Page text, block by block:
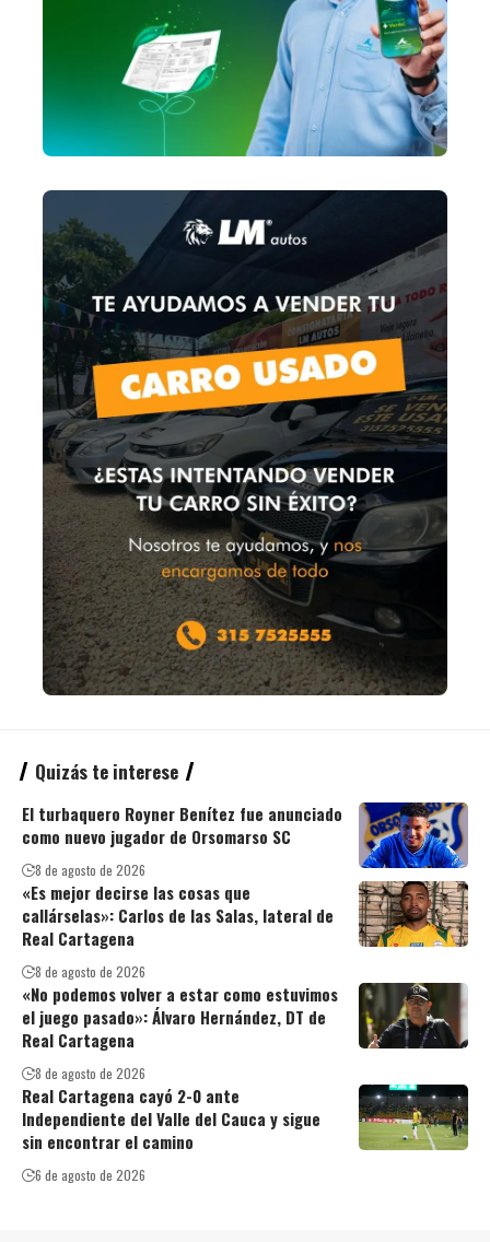
Quizás te interese
El turbaquero Royner Benítez fue anunciado
como nuevo jugador de Orsomarso SC
8 de agosto de 2026
«Es mejor decirse las cosas que
callárselas»: Carlos de las Salas, lateral de
Real Cartagena
8 de agosto de 2026
«No podemos volver a estar como estuvimos
el juego pasado»: Álvaro Hernández, DT de
Real Cartagena
8 de agosto de 2026
Real Cartagena cayó 2-0 ante
Independiente del Valle del Cauca y sigue
sin encontrar el camino
6 de agosto de 2026